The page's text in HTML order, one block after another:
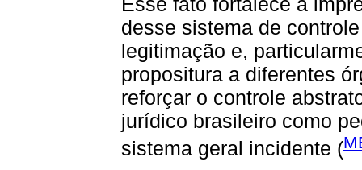
desse sistema de
legitimação e,
propositura a diferentes
reforçar o controle
jurídico brasileiro como
sistema geral incidente (